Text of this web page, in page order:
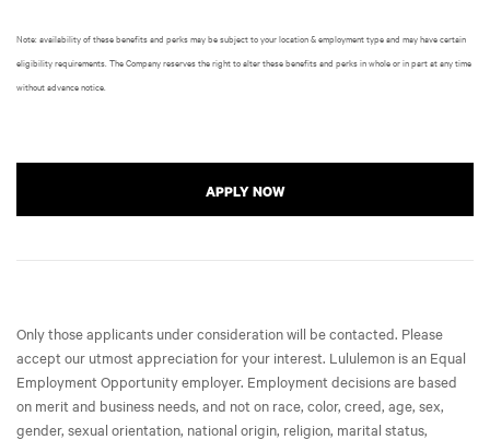
Note: availability of these benefits and perks may be subject to your location & employment type and may have certain
eligibility requirements. The Company reserves the right to alter these benefits and perks in whole or in part at any time
without advance notice.
APPLY NOW
Only those applicants under consideration will be contacted. Please
accept our utmost appreciation for your interest. Lululemon is an Equal
Employment Opportunity employer. Employment decisions are based
on merit and business needs, and not on race, color, creed, age, sex,
gender, sexual orientation, national origin, religion, marital status,